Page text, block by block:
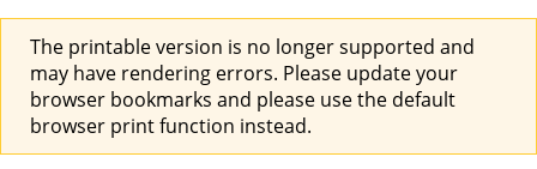
The printable version is no longer supported and
may have rendering errors. Please update your
browser bookmarks and please use the default
browser print function instead.